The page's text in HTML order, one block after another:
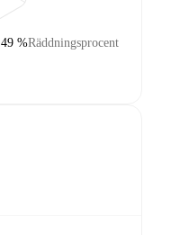
Räddningsprocent
49 %